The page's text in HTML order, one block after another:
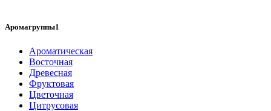
Аромагруппы1
Ароматическая
Восточная
Древесная
Фруктовая
Цветочная
Цитрусовая